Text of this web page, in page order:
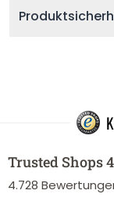
Trusted Shops
4.728